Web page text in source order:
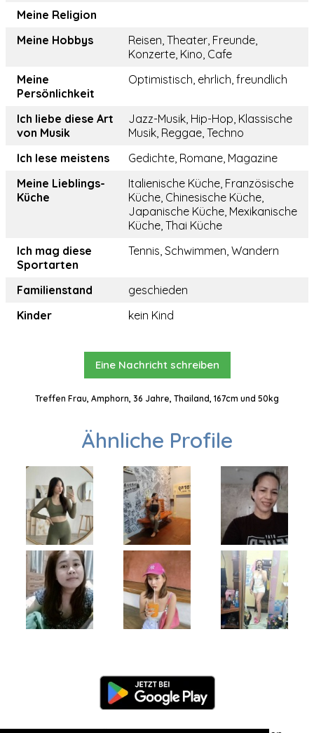
Meine Religion
Meine Hobbys
Reisen, Theater, Freunde,
Konzerte, Kino, Cafe
Meine
Persönlichkeit
Optimistisch, ehrlich, freundlich
Ich liebe diese Art
von Musik
Jazz-Musik, Hip-Hop, Klassische
Musik, Reggae, Techno
Ich lese meistens
Gedichte, Romane, Magazine
Meine Lieblings-
Küche
Italienische Küche, Französische
Küche, Chinesische Küche,
Japanische Küche, Mexikanische
Küche, Thai Küche
Ich mag diese
Sportarten
Tennis, Schwimmen, Wandern
Familienstand
geschieden
Kinder
kein Kind
Eine Nachricht schreiben
Treffen Frau, Amphorn, 36 Jahre, Thailand, 167cm und 50kg
Ähnliche Profile